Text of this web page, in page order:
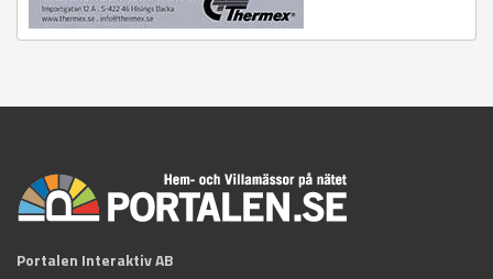
Portalen Interaktiv AB